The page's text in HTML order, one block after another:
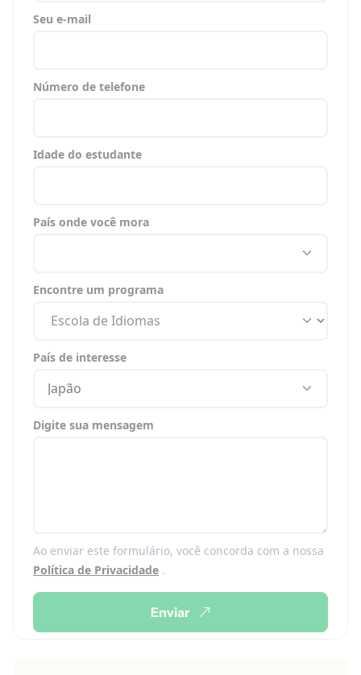
Seu e-mail
Número de telefone
Idade do estudante
País onde você mora
Encontre um programa
País de interesse
Japão
Digite sua mensagem
Ao enviar este formulário, você concorda com a nossa
Política de Privacidade .
Enviar